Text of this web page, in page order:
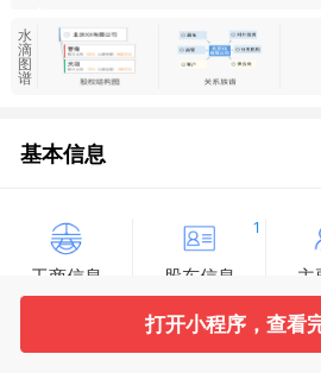
水
滴
图
谱
基本信息
工商信息
1
股东信息 主
10
打开小程序，查看